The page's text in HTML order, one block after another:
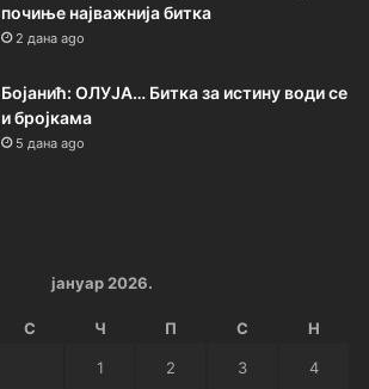
почиње најважнија битка
2 дана ago
Бојанић: ОЛУЈА… Битка за истину води се
и бројкама
5 дана ago
јануар 2026.
С Ч П С Н
1 2 3 4